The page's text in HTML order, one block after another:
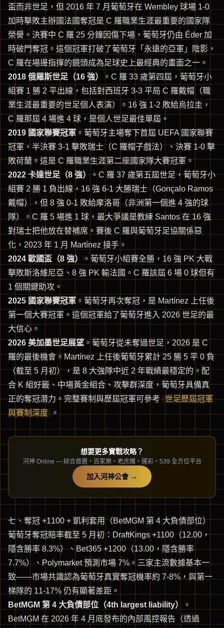
盃而非世足，但 2016 年 7 月葡萄牙在 Wembley 球場 1-0
加時擊敗主辦國法國奪冠是 C 羅職業生涯最重要的國家隊
榮譽。決賽中 C 羅 25 分鐘因傷下場，葡萄牙仍由 Éder 加
時破門奪冠。這個冠軍打破了葡萄牙「永遠的亞軍」陰影，
C 羅在場邊指揮的鏡頭成為足球史上最經典的畫面之一。
2018 俄羅斯世足（16 強）
。C 羅 33 歲第四屆，葡萄牙小
組賽 1 勝 2 平出線，包括對西班牙 3-3 平局 C 羅戴帽（職
業生涯最重要的世足個人表演）。16 強 1-2 敗給烏拉圭，
C 羅那屆 4 場進 4 球，是個人世足最佳單屆。
2019 國家聯賽冠軍 。葡萄牙主場奪下首屆 UEFA 國家聯賽
冠軍，半決賽 3-1 擊敗瑞士（C 羅帽子戲法）、決賽 1-0 擊
敗荷蘭。這是 C 羅職業生涯第二座國家隊大賽冠軍。
2022 卡達世足（8 強）。C 羅 37 歲第五屆世足，葡萄牙小
組賽 2 勝 1 負出線，16 強 6-1 大勝瑞士（Gonçalo Ramos
戴帽），但 8 強 0-1 敗給摩洛哥（非洲第一個進 4 強的球
隊）。C 羅 5 場進 1 球，最大爭議是教練 Santos 在 16 強
對瑞士把他放在替補席。賽後 C 羅與葡萄牙足協關係惡
化，2023 年 1 月 Martínez 接手。
2024 歐國盃（8 強）
。葡萄牙小組賽全勝，16 強 PK 大戰
擊敗斯洛維尼亞、8 強 PK 輸法國。C 羅該屆 6 場 0 球但有
1 個關鍵助攻。
2025 國家聯賽冠軍 。葡萄牙再次奪冠，是 Martínez 上任後
第一個大賽冠軍。這個冠軍給了葡萄牙進入 2026 世足的最
大信心。
2026 美加墨世足展望 。葡萄牙從未奪過世足，2026 是 C
羅的最後機會。Martínez 上任後葡萄牙累計 25 勝 5 平 0 負
（截至 5 月初），是 8 大強隊中近 2 年戰績最穩定的。配
合 K 組好籤、中場黃金組合、攻擊群深度，葡萄牙具備真
正的奪冠潛力。完整賽制與歷屆冠軍可參考 世足歷屆冠軍
與賽制深度 。
想要更多實戰攻略？
河神 Online — 綜合首選，百家樂・老虎機・運彩・539 全方位平台
加入河神公會→
七、奪冠 +1100 + 凱利套用（BetMGM 第 4 大負債部位）
葡萄牙奪冠賠率截至 5 月初：DraftKings +1100（12.00，
隱含勝率 8.3%）、Bet365 +1200（13.00，隱含勝率
7.7%）、Polymarket 預測市場 7%。三家主流數據基本一
致——市場共識認為葡萄牙真實奪冠機率約 7-8%，與第一
梯隊的 11-17% 仍有顯著差距。
BetMGM 第 4 大負債部位（4th largest liability）
。
BetMGM 在 2026 年 4 月底發布的內部風控報告（透過